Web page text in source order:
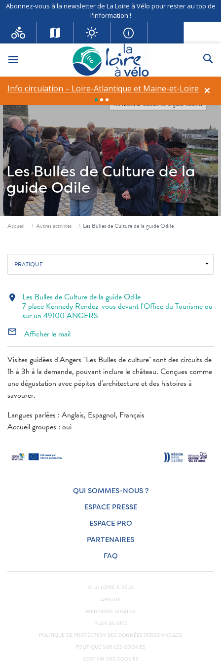
Abonnez-vous à la newsletter de La Loire à Vélo pour rester au top de
l'information !
Menu
×
Info circulation – Loire-Atlantique et Maine-et-Loire
Les Bulles de Culture de la
guide Odile
Les Bulles de Culture de la guide Odile©
Fil d'ariane
Accueil Autres activités Les Bulles de Culture de la guide Odile
PRATIQUE
Visites guidées d'Angers "Les Bulles de culture" sont des circuits de
1h à 3h à la demande, pouvant inclure le château. Conçues comme
une dégustation avec pépites d'architecture et des histoires à
savourer.
Langues parlées : Anglais, Espagnol, Français
Accueil groupes : oui
location_on Les Bulles de Culture de la guide Odile
7 place Kennedy Rendez-vous devant l'Office du Tourisme ou
sur un 49100 ANGERS
mail_outline Afficher le mail
QUI SOMMES-NOUS ?
ESPACE PRESSE
ESPACE PRO
PARTENAIRES
FAQ
© LA LOIRE À VÉLO
APSULIS
MENTIONS LÉGALES
PLAN DU SITE
POLITIQUE DE PROTECTION DES DONNÉES PERSONNELLES
POLITIQUE SUR LES COOKIES
GESTION DES COOKIES